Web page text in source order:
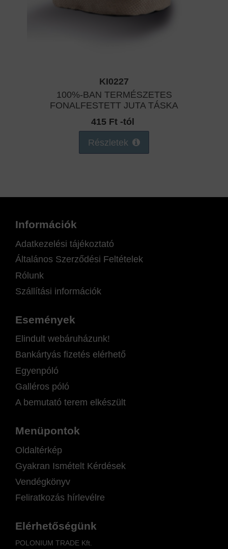
KI0227
100%-BAN TERMÉSZETES
FONALFESTETT JUTA TÁSKA
415 Ft -tól
Részletek
Információk
Adatkezelési tájékoztató
Általános Szerződési Feltételek
Rólunk
Szállítási információk
Események
Elindult webáruházunk!
Bankártyás fizetés elérhető
Egyenpóló
Galléros póló
A bemutató terem elkészült
Menüpontok
Oldaltérkép
Gyakran Ismételt Kérdések
Vendégkönyv
Feliratkozás hírlevélre
Elérhetőségünk
POLONIUM TRADE Kft.